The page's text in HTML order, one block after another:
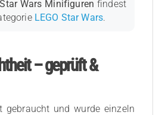
Wars Minifiguren findest
LEGO Star Wars.
– geprüft &
gebraucht und wurde einzeln